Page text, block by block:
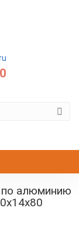
по алюминию